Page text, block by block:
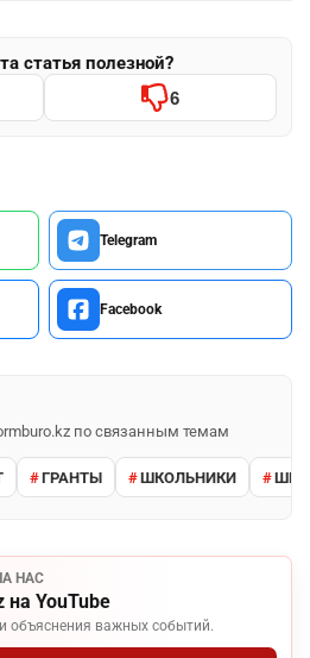
статья полезной?
6
Telegram
Facebook
по связанным темам
ГРАНТЫ ШКОЛЬНИКИ
НАС
на YouTube
объяснения важных событий.